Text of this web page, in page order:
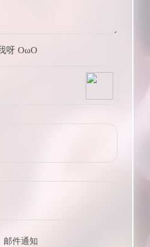
呀 OωO
Tieba
邮件通知